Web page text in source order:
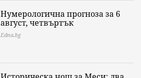
Нумерологична прогноза за 6
август, четвъртък
Edna.bg